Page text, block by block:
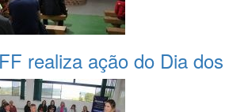
realiza ação do Dia